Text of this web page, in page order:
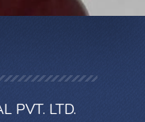
PVT. LTD.